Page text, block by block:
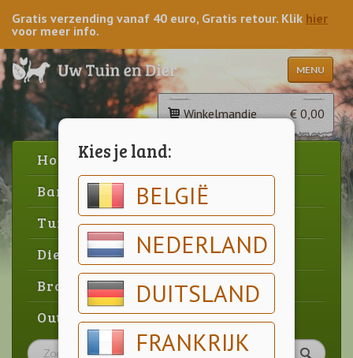
Kies je land:
BELGIË
NEDERLAND
DUITSLAND
FRANKRIJK
Gratis verzending vanaf 40 euro, Gratis retour. Klik hier
voor meer info.
MENU
Winkelmandje € 0,00
Home
Barbecue
Tuin
Dier
Brood & gebak
Outlet